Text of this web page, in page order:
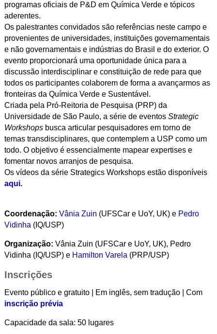
programas oficiais de P&D em Química Verde e tópicos
aderentes.
Os palestrantes convidados são referências neste campo e
provenientes de universidades, instituições governamentais
e não governamentais e indústrias do Brasil e do exterior. O
evento proporcionará uma oportunidade única para a
discussão interdisciplinar e constituição de rede para que
todos os participantes colaborem de forma a avançarmos as
fronteiras da Química Verde e Sustentável.
Criada pela Pró-Reitoria de Pesquisa (PRP) da
Universidade de São Paulo, a série de eventos Strategic
Workshopsbusca articular pesquisadores em torno de
temas transdisciplinares, que contemplem a USP como um
todo. O objetivo é essencialmente mapear expertises e
fomentar novos arranjos de pesquisa.
Os vídeos da série Strategics Workshops estão disponíveis
aqui.
Coordenação: Vânia Zuin (UFSCar e UoY, UK) e Pedro
Vidinha (IQ/USP)
Organização: Vânia Zuin (UFSCar e UoY, UK), Pedro
Vidinha (IQ/USP) e Hamilton Varela (PRP/USP)
Inscrições
Evento público e gratuito | Em inglês, sem tradução | Com
inscrição prévia
Capacidade da sala: 50 lugares